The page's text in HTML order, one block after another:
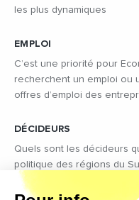
les plus dynamiques
EMPLOI
C’est une priorité pour
recherchent un emploi ou
offres d’emploi des
DÉCIDEURS
Quels sont les décideurs
politique des régions du